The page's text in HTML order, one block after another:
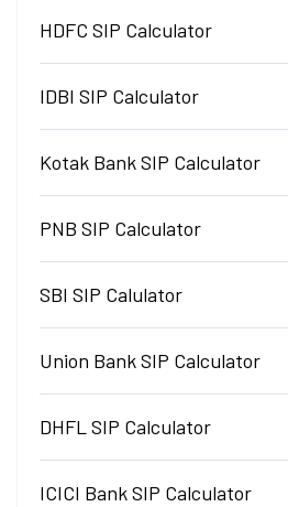
HDFC SIP Calculator
IDBI SIP Calculator
Kotak Bank SIP Calculator
PNB SIP Calculator
SBI SIP Calulator
Union Bank SIP Calculator
DHFL SIP Calculator
ICICI Bank SIP Calculator